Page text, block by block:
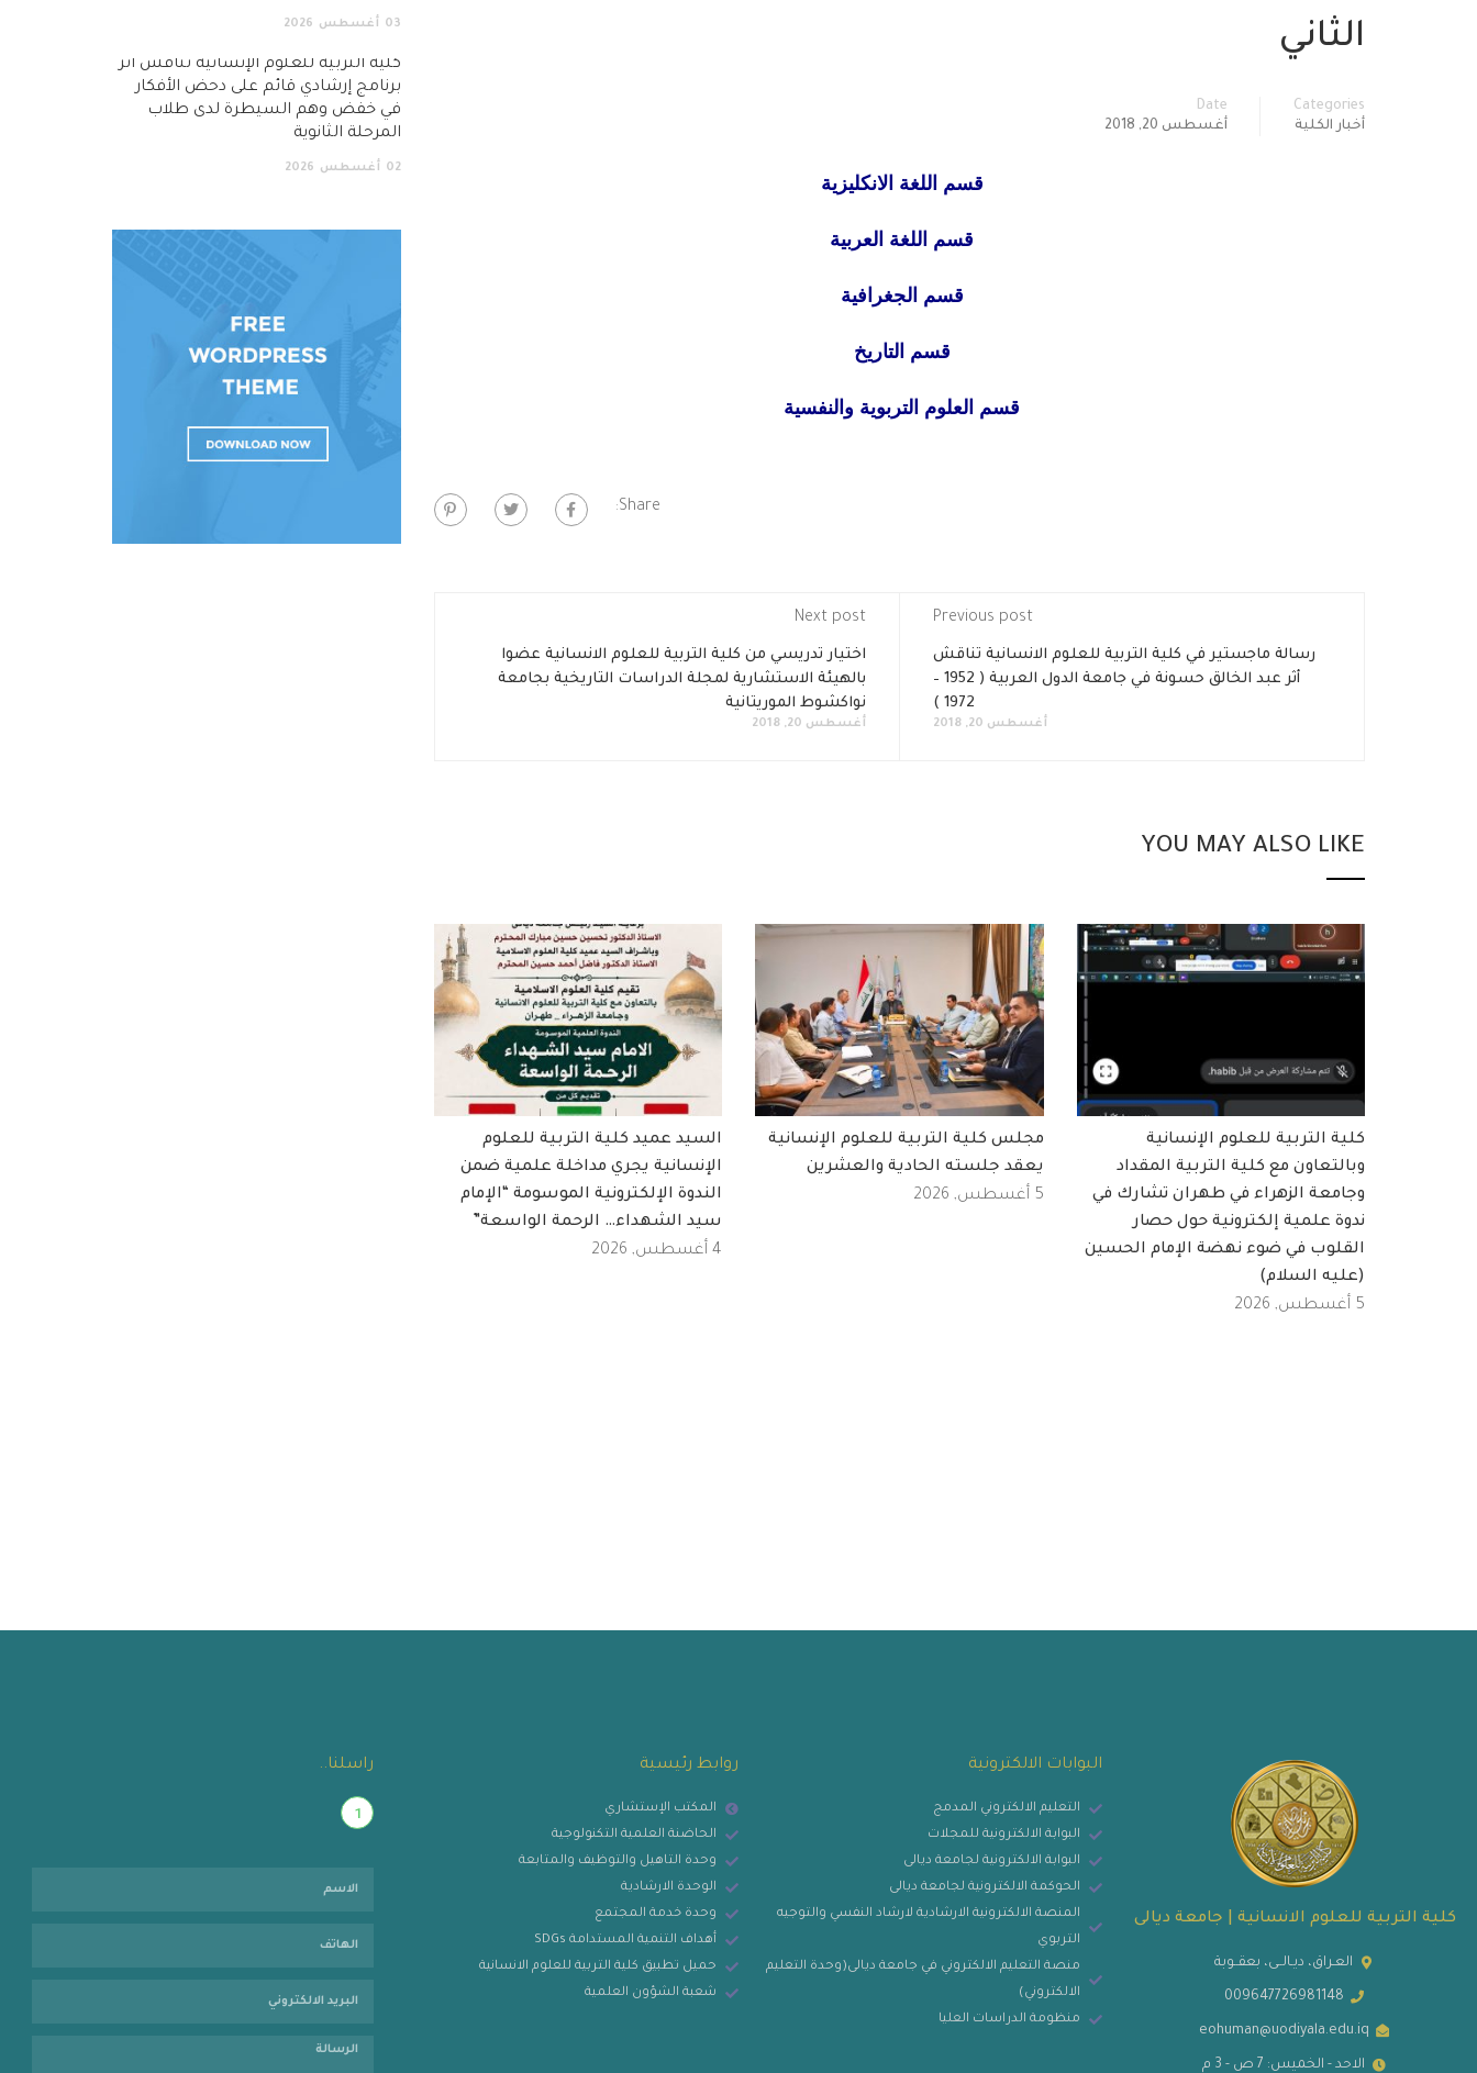
الثاني
Categories
أخبار الكلية
Date
أغسطس 20, 2018
قسم اللغة الانكليزية
قسم اللغة العربية
قسم الجغرافية
قسم التاريخ
قسم العلوم التربوية والنفسية
Share:
Previous post
رسالة ماجستير في كلية التربية للعلوم الانسانية تناقش
أثر عبد الخالق حسونة في جامعة الدول العربية ( 1952 –
1972 )
أغسطس 20, 2018
Next post
اختيار تدريسي من كلية التربية للعلوم الانسانية عضوا
بالهيئة الاستشارية لمجلة الدراسات التاريخية بجامعة
نواكشوط الموريتانية
أغسطس 20, 2018
YOU MAY ALSO LIKE
كلية التربية للعلوم الإنسانية
وبالتعاون مع كلية التربية المقداد
وجامعة الزهراء في طهران تشارك في
ندوة علمية إلكترونية حول حصار
القلوب في ضوء نهضة الإمام الحسين
(عليه السلام)
5 أغسطس, 2026
مجلس كلية التربية للعلوم الإنسانية
يعقد جلسته الحادية والعشرين
5 أغسطس, 2026
السيد عميد كلية التربية للعلوم
الإنسانية يجري مداخلة علمية ضمن
الندوة الإلكترونية الموسومة “الإمام
سيد الشهداء… الرحمة الواسعة”
4 أغسطس, 2026
03 أغسطس 2026
كلية التربية للعلوم الإنسانية تناقش أثر
برنامج إرشادي قائم على دحض الأفكار
في خفض وهم السيطرة لدى طلاب
المرحلة الثانوية
02 أغسطس 2026
كلية التربية للعلوم الانسانية | جامعة ديالى
العـراق، ديـالــى، بعقــوبة
009647726981148
eohuman@uodiyala.edu.iq
الاحد - الخميس: 7 ص - 3 م
البوابات الالكترونية
التعليم الالكتروني المدمج
البوابة الالكترونية للمجلات
البوابة الالكترونية لجامعة ديالى
الحوكمة الالكترونية لجامعة ديالى
المنصة الالكترونية الارشادية لارشاد النفسي والتوجيه
التربوي
منصة التعليم الالكتروني في جامعة ديالى(وحدة التعليم
الالكتروني)
منظومة الدراسات العليا
روابط رئيسية
المكتب الإستشاري
الحاضنة العلمية التكنولوجية
وحدة التاهيل والتوظيف والمتابعة
الوحدة الارشادية
وحدة خدمة المجتمع
أهداف التنمية المستدامة SDGs
حميل تطبيق كلية التربية للعلوم الانسانية
شعبة الشؤون العلمية
راسلنا..
1